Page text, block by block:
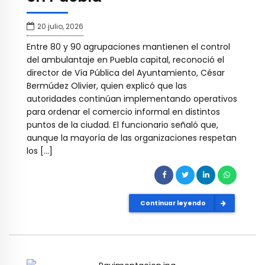
20 julio, 2026
Entre 80 y 90 agrupaciones mantienen el control
del ambulantaje en Puebla capital, reconoció el
director de Vía Pública del Ayuntamiento, César
Bermúdez Olivier, quien explicó que las
autoridades continúan implementando operativos
para ordenar el comercio informal en distintos
puntos de la ciudad. El funcionario señaló que,
aunque la mayoría de las organizaciones respetan
los […]
Continuar leyendo